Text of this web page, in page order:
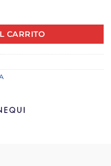
ACERO 70MM X
CARRITO